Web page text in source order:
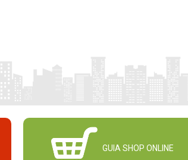
GUIA SHOP ONLINE